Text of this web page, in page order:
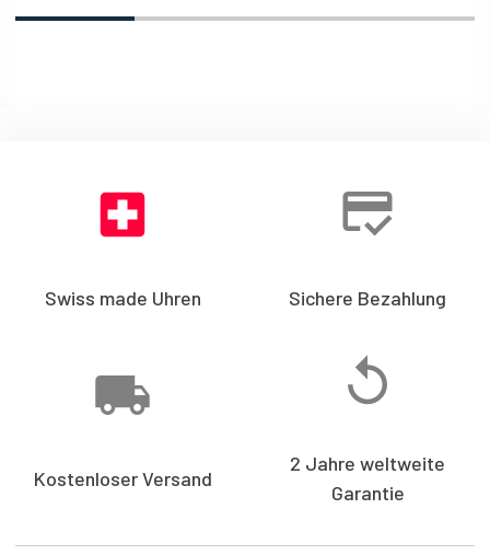
Swiss made Uhren Sichere Bezahlung
Kostenloser Versand
2 Jahre weltweite
Garantie